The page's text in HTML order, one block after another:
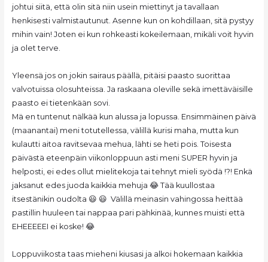
johtui siitä, että olin sitä niin usein miettinyt ja tavallaan
henkisesti valmistautunut. Asenne kun on kohdillaan, sitä pystyy
mihin vain! Joten ei kun rohkeasti kokeilemaan, mikäli voit hyvin
ja olet terve.
Yleensä jos on jokin sairaus päällä, pitäisi paasto suorittaa
valvotuissa olosuhteissa. Ja raskaana oleville sekä imettäväisille
paasto ei tietenkään sovi.
Mä en tuntenut nälkää kun alussa ja lopussa. Ensimmäinen päivä
(maanantai) meni totutellessa, välillä kurisi maha, mutta kun
kulautti aitoa ravitsevaa mehua, lähti se heti pois. Toisesta
päivästä eteenpäin viikonloppuun asti meni SUPER hyvin ja
helposti, ei edes ollut mielitekoja tai tehnyt mieli syödä !?! Enkä
jaksanut edes juoda kaikkia mehuja 😂 Tää kuullostaa
itsestänikin oudolta 😃 😃 Välillä meinasin vahingossa heittää
pastillin huuleen tai nappaa pari pähkinää, kunnes muisti että
EHEEEEEI ei koske! 😂
Loppuviikosta taas mieheni kiusasi ja alkoi hokemaan kaikkia